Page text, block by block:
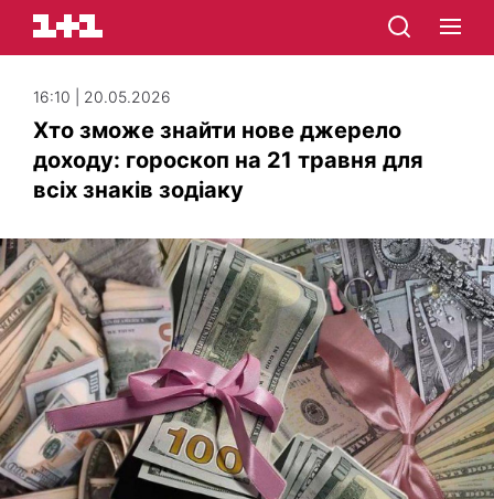
16:10 | 20.05.2026
Хто зможе знайти нове джерело
доходу: гороскоп на 21 травня для
всіх знаків зодіаку